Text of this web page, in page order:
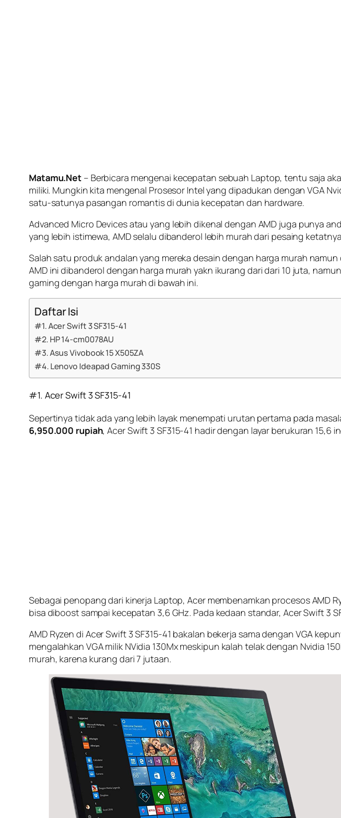
Matamu.Net – Berbicara mengenai kecepatan sebuah Laptop, tentu saja
miliki. Mungkin kita mengenal Prosesor Intel yang dipadukan dengan VGA
satu-satunya pasangan romantis di dunia kecepatan dan hardware.
Advanced Micro Devices atau yang lebih dikenal dengan AMD juga punya
yang lebih istimewa, AMD selalu dibanderol lebih murah dari pesaing
Salah satu produk andalan yang mereka desain dengan harga murah
AMD ini dibanderol dengan harga murah yakn ikurang dari dari 10 juta,
gaming dengan harga murah di bawah ini.
Daftar Isi
#1. Acer Swift 3 SF315-41
#2. HP 14-cm0078AU
#3. Asus Vivobook 15 X505ZA
#4. Lenovo Ideapad Gaming 330S
#1. Acer Swift 3 SF315-41
Sepertinya tidak ada yang lebih layak menempati urutan pertama pada
6,950.000 rupiah, Acer Swift 3 SF315-41 hadir dengan layar berukuran 15,6
Sebagai penopang dari kinerja Laptop, Acer membenamkan procesos AMD
bisa diboost sampai kecepatan 3,6 GHz. Pada kedaan standar, Acer Swift 3
AMD Ryzen di Acer Swift 3 SF315-41 bakalan bekerja sama dengan VGA
mengalahkan VGA milik NVidia 130Mx meskipun kalah telak dengan Nvidia
murah, karena kurang dari 7 jutaan.